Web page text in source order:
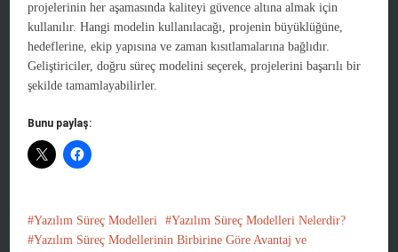
projelerinin her aşamasında kaliteyi güvence altına almak için
kullanılır. Hangi modelin kullanılacağı, projenin büyüklüğüne,
hedeflerine, ekip yapısına ve zaman kısıtlamalarına bağlıdır.
Geliştiriciler, doğru süreç modelini seçerek, projelerini başarılı bir
şekilde tamamlayabilirler.
Bunu paylaş:
Yazılım Süreç Modelleri
Yazılım Süreç Modelleri Nelerdir?
Yazılım Süreç Modellerinin Birbirine Göre Avantaj ve